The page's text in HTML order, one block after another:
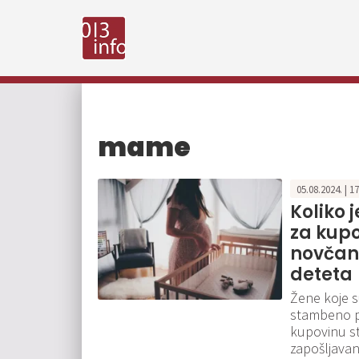
mame
05.08.2024. |
Koliko
za
deteta
Žene koje
stambeno
kupovinu